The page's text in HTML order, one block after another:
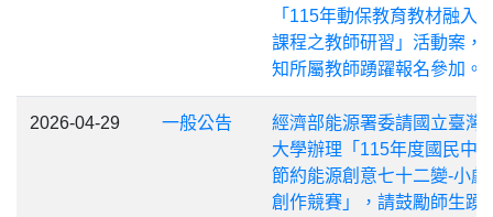
「115年動保教育教材融入
課程之教師研習」活動案，
知所屬教師踴躍報名參加。
2026-04-29 一般公告
經濟部能源署委請國立臺灣
大學辦理「115年度國民中
節約能源創意七十二變-小劇
創作競賽」，請鼓勵師生踴